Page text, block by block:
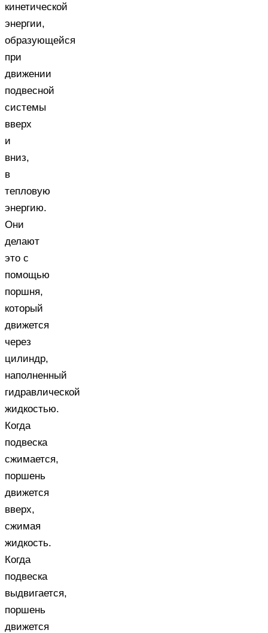
кинетической
энергии,
образующейся
при
движении
подвесной
системы
вверх
и
вниз,
в
тепловую
энергию.
Они
делают
это с
помощью
поршня,
который
движется
через
цилиндр,
наполненный
гидравлической
жидкостью.
Когда
подвеска
сжимается,
поршень
движется
вверх,
сжимая
жидкость.
Когда
подвеска
выдвигается,
поршень
движется